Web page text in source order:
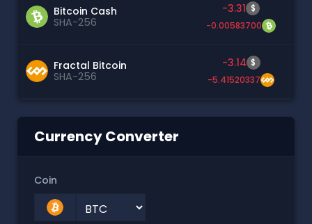
Bitcoin Cash
SHA-256
-3.31 $
-0.00583700
Fractal Bitcoin
SHA-256
-3.14 $
-5.41520337
Currency Converter
Coin